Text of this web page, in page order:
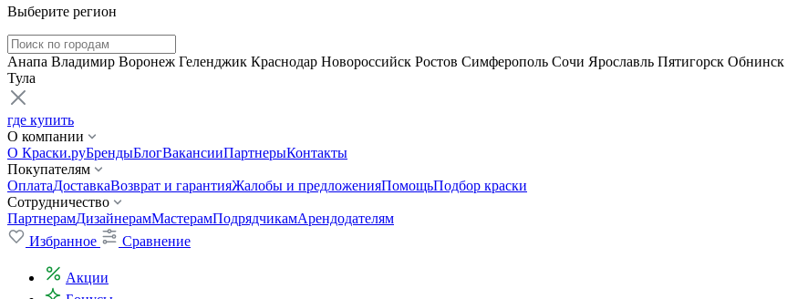
Выберите регион
Анапа Владимир Воронеж Геленджик Краснодар Новороссийск Ростов Симферополь Сочи Ярославль Пятигорск Обнинск
Тула
где купить
О компании
О Краски.руБрендыБлогВакансииПартнерыКонтакты
Покупателям
ОплатаДоставкаВозврат и гарантияЖалобы и предложенияПомощьПодбор краски
Сотрудничество
ПартнерамДизайнерамМастерамПодрядчикамАрендодателям
Избранное
Сравнение
Акции